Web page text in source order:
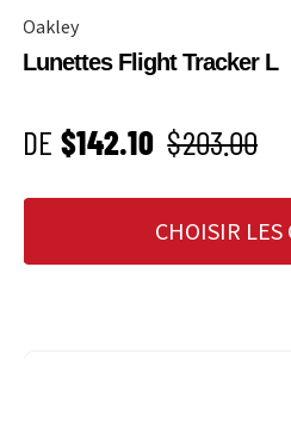
Oakley
Lunettes Flight Tracker L
PRIX SOLDÉ
DE $142.10 Prix
$203.00
CHOISIR